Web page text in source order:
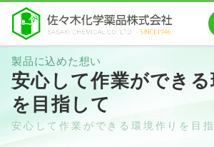
安心して作業ができる
を目指して
安心して作業ができる環境作りを目指
製品に込めた想い